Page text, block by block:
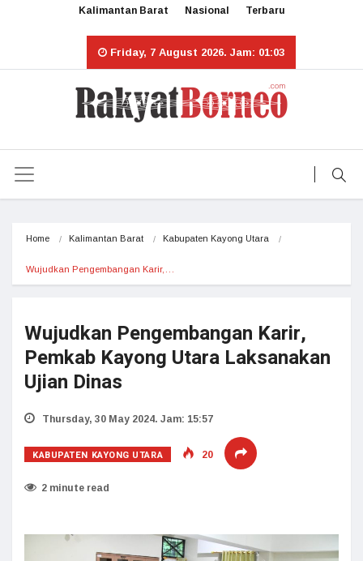
Kalimantan Barat Nasional Terbaru
Friday, 7 August 2026. Jam: 01:03
Home Kalimantan Barat Kabupaten Kayong Utara
Wujudkan Pengembangan Karir,…
Wujudkan Pengembangan Karir,
Pemkab Kayong Utara Laksanakan
Ujian Dinas
Thursday, 30 May 2024. Jam: 15:57
KABUPATEN KAYONG UTARA 20
2 minute read